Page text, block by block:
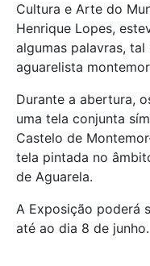
Cultura e Arte do
Henrique Lopes,
algumas palavras,
aguarelista
Durante a abertura,
uma tela conjunta
Castelo de
tela pintada no
de Aguarela.
A Exposição poderá
até ao dia 8 de junho.​